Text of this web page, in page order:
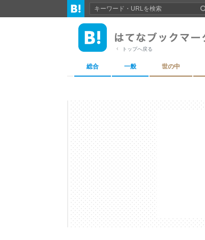
トップへ戻る
総合 一般 世の中